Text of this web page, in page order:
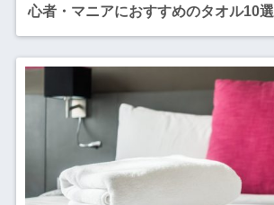
心者・マニアにおすすめのタオル10選